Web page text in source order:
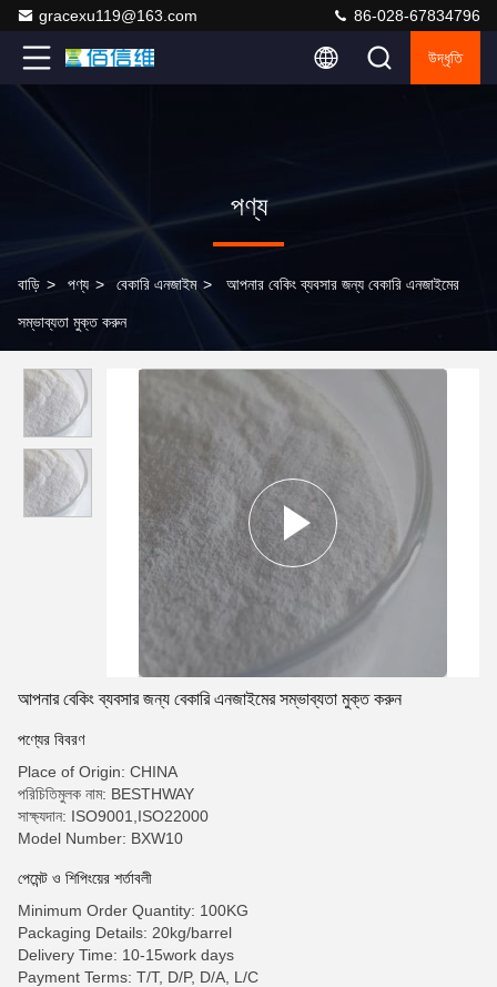
gracexu119@163.com 86-028-67834796
উদ্ধৃতি
পণ্য
বাড়ি > পণ্য > বেকারি এনজাইম > আপনার বেকিং ব্যবসার জন্য বেকারি এনজাইমের
সম্ভাব্যতা মুক্ত করুন
আপনার বেকিং ব্যবসার জন্য বেকারি এনজাইমের সম্ভাব্যতা মুক্ত করুন
পণ্যের বিবরণ
Place of Origin: CHINA
পরিচিতিমুলক নাম: BESTHWAY
সাক্ষ্যদান: ISO9001,ISO22000
Model Number: BXW10
পেমেন্ট ও শিপিংয়ের শর্তাবলী
Minimum Order Quantity: 100KG
Packaging Details: 20kg/barrel
Delivery Time: 10-15work days
Payment Terms: T/T, D/P, D/A, L/C